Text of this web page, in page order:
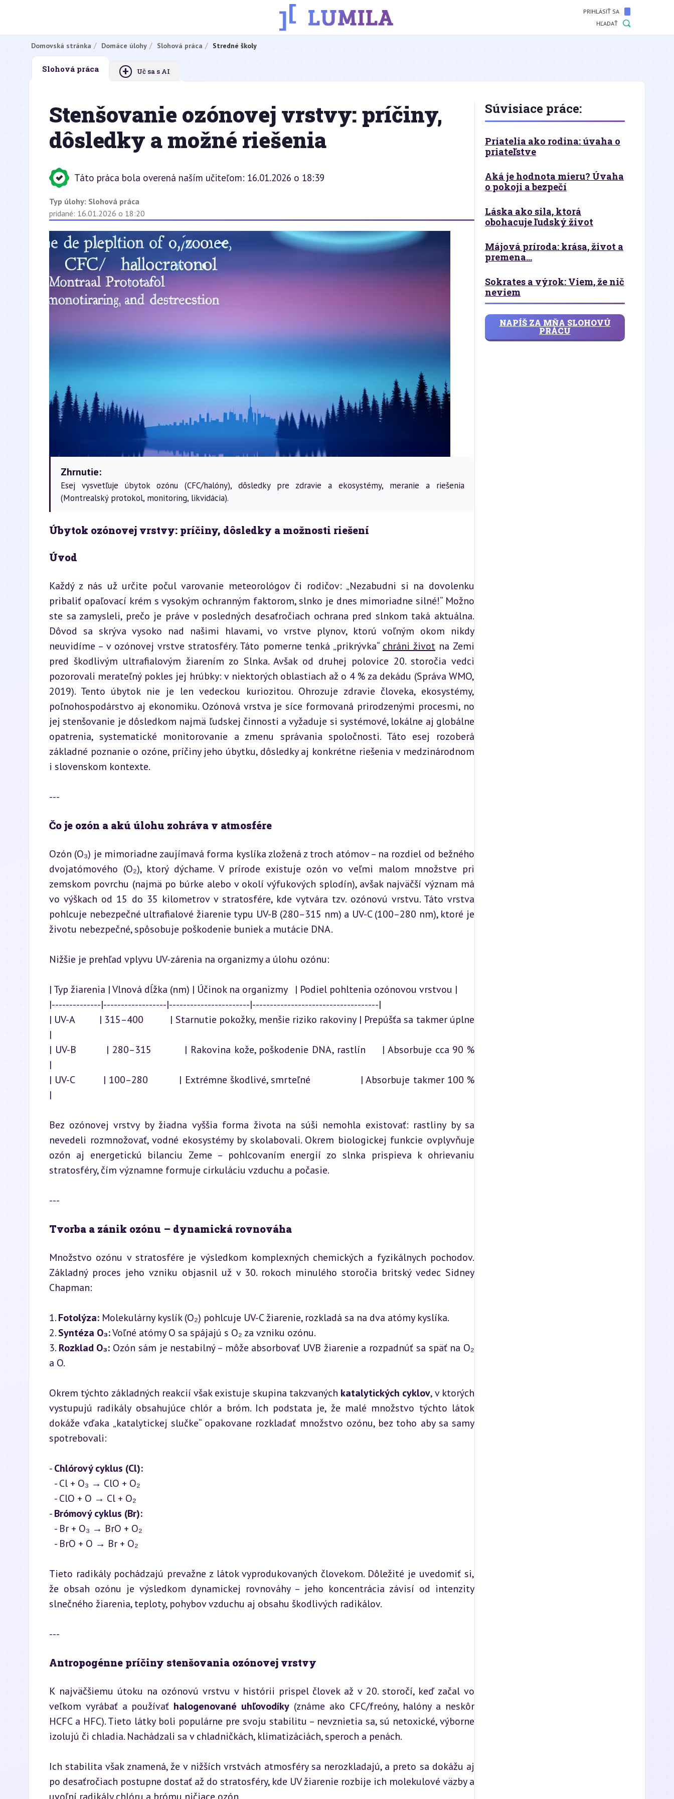
PRIHLÁSIŤ SA
HĽADAŤ
Domovská stránka Domáce úlohy Slohová práca Stredné školy
Slohová práca + Uč sa s AI
Stenšovanie ozónovej vrstvy: príčiny,
dôsledky a možné riešenia
Táto práca bola overená naším učiteľom: 16.01.2026 o 18:39
Typ úlohy: Slohová práca
pridané: 16.01.2026 o 18:20
Zhrnutie:
Esej vysvetľuje úbytok ozónu (CFC/halóny), dôsledky pre zdravie a ekosystémy, meranie a riešenia
(Montrealský protokol, monitoring, likvidácia).
Úbytok ozónovej vrstvy: príčiny, dôsledky a možnosti riešení
Úvod
Každý z nás už určite počul varovanie meteorológov či rodičov: „Nezabudni si na dovolenku
pribaliť opaľovací krém s vysokým ochranným faktorom, slnko je dnes mimoriadne silné!“ Možno
ste sa zamysleli, prečo je práve v posledných desaťročiach ochrana pred slnkom taká aktuálna.
Dôvod sa skrýva vysoko nad našimi hlavami, vo vrstve plynov, ktorú voľným okom nikdy
neuvidíme – v ozónovej vrstve stratosféry. Táto pomerne tenká „prikrývka“ chráni život na Zemi
pred škodlivým ultrafialovým žiarením zo Slnka. Avšak od druhej polovice 20. storočia vedci
pozorovali merateľný pokles jej hrúbky: v niektorých oblastiach až o 4 % za dekádu (Správa WMO,
2019). Tento úbytok nie je len vedeckou kuriozitou. Ohrozuje zdravie človeka, ekosystémy,
poľnohospodárstvo aj ekonomiku. Ozónová vrstva je síce formovaná prirodzenými procesmi, no
jej stenšovanie je dôsledkom najmä ľudskej činnosti a vyžaduje si systémové, lokálne aj globálne
opatrenia, systematické monitorovanie a zmenu správania spoločnosti. Táto esej rozoberá
základné poznanie o ozóne, príčiny jeho úbytku, dôsledky aj konkrétne riešenia v medzinárodnom
i slovenskom kontexte.
---
Čo je ozón a akú úlohu zohráva v atmosfére
Ozón (O₃) je mimoriadne zaujímavá forma kyslíka zložená z troch atómov – na rozdiel od bežného
dvojatómového (O₂), ktorý dýchame. V prírode existuje ozón vo veľmi malom množstve pri
zemskom povrchu (najmä po búrke alebo v okolí výfukových splodín), avšak najväčší význam má
vo výškach od 15 do 35 kilometrov v stratosfére, kde vytvára tzv. ozónovú vrstvu. Táto vrstva
pohlcuje nebezpečné ultrafialové žiarenie typu UV-B (280–315 nm) a UV-C (100–280 nm), ktoré je
životu nebezpečné, spôsobuje poškodenie buniek a mutácie DNA.
Nižšie je prehľad vplyvu UV-zárenia na organizmy a úlohu ozónu:
| Typ žiarenia | Vlnová dĺžka (nm) | Účinok na organizmy   | Podiel pohltenia ozónovou vrstvou |
|--------------|------------------|-----------------------|------------------------------------|
| UV-A         | 315–400          | Starnutie pokožky, menšie riziko rakoviny | Prepúšťa sa takmer úplne
|
| UV-B         | 280–315          | Rakovina kože, poškodenie DNA, rastlín     | Absorbuje cca 90 %
|
| UV-C         | 100–280          | Extrémne škodlivé, smrteľné                | Absorbuje takmer 100 %
|
Bez ozónovej vrstvy by žiadna vyššia forma života na súši nemohla existovať: rastliny by sa
nevedeli rozmnožovať, vodné ekosystémy by skolabovali. Okrem biologickej funkcie ovplyvňuje
ozón aj energetickú bilanciu Zeme – pohlcovaním energií zo slnka prispieva k ohrievaniu
stratosféry, čím významne formuje cirkuláciu vzduchu a počasie.
---
Tvorba a zánik ozónu – dynamická rovnováha
Množstvo ozónu v stratosfére je výsledkom komplexných chemických a fyzikálnych pochodov.
Základný proces jeho vzniku objasnil už v 30. rokoch minulého storočia britský vedec Sidney
Chapman:
1. Fotolýza: Molekulárny kyslík (O₂) pohlcuje UV-C žiarenie, rozkladá sa na dva atómy kyslíka.
2. Syntéza O₃: Voľné atómy O sa spájajú s O₂ za vzniku ozónu.
3. Rozklad O₃: Ozón sám je nestabilný – môže absorbovať UVB žiarenie a rozpadnúť sa späť na O₂
a O.
Okrem týchto základných reakcií však existuje skupina takzvaných katalytických cyklov, v ktorých
vystupujú radikály obsahujúce chlór a bróm. Ich podstata je, že malé množstvo týchto látok
dokáže vďaka „katalytickej slučke“ opakovane rozkladať množstvo ozónu, bez toho aby sa samy
spotrebovali:
- Chlórový cyklus (Cl):
- Brómový cyklus (Br):
  - BrO + O → Br + O₂
Tieto radikály pochádzajú prevažne z látok vyprodukovaných človekom. Dôležité je uvedomiť si,
že obsah ozónu je výsledkom dynamickej rovnováhy – jeho koncentrácia závisí od intenzity
slnečného žiarenia, teploty, pohybov vzduchu aj obsahu škodlivých radikálov.
---
Antropogénne príčiny stenšovania ozónovej vrstvy
K najväčšiemu útoku na ozónovú vrstvu v histórii prispel človek až v 20. storočí, keď začal vo
veľkom vyrábať a používať halogenované uhľovodíky (známe ako CFC/freóny, halóny a neskôr
HCFC a HFC). Tieto látky boli populárne pre svoju stabilitu – nevznietia sa, sú netoxické, výborne
izolujú či chladia. Nachádzali sa v chladničkách, klimatizáciách, speroch a penách.
Ich stabilita však znamená, že v nižších vrstvách atmosféry sa nerozkladajú, a preto sa dokážu aj
po desaťročiach postupne dostať až do stratosféry, kde UV žiarenie rozbije ich molekulové väzby a
Súvisiace práce:
Priatelia ako rodina: úvaha o
priateľstve
Aká je hodnota mieru? Úvaha
o pokoji a bezpečí
Láska ako sila, ktorá
obohacuje ľudský život
Májová príroda: krása, život a
premena...
Sokrates a výrok: Viem, že nič
neviem
NAPÍŠ ZA MŇA SLOHOVÚ
PRÁCU